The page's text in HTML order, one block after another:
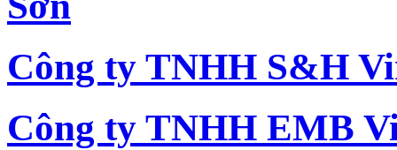
Công ty TNHH S&H
Công ty TNHH EMB